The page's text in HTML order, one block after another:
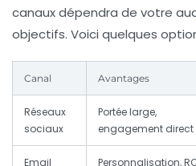
canaux dépendra de votre
objectifs. Voici quelques
Canal Avantages
Réseaux
sociaux
Portée large,
engagement direct
Email
Personnalisation,